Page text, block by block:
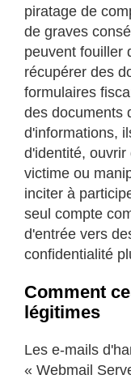
piratage de
de graves
peuvent fouiller
récupérer des
formulaires
des documents
d'informations,
d'identité,
victime ou
inciter à
seul compte
d'entrée vers
confidentialité
Comment
légitimes
Les e-mails
« Webmail